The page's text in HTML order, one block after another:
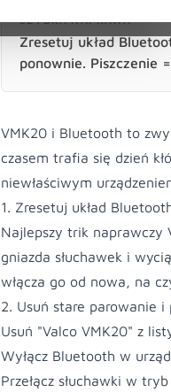
SZYBKA NAPRAWA
Zresetuj układ
ponownie. Piszczenie
VMK20 i Bluetooth to
czasem trafia się dzień
niewłaściwym
1. Zresetuj układ
Najlepszy trik naprawczy
gniazda słuchawek i
włącza go od nowa, na
2. Usuń stare parowanie i
Usuń "Valco VMK20" z
Wyłącz Bluetooth w
Przełącz słuchawki w